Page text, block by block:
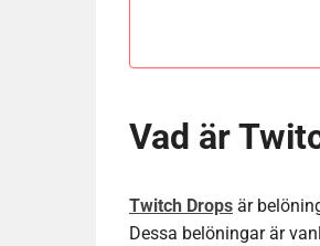
Vad är
Twitch Drops är
Dessa belöningar är